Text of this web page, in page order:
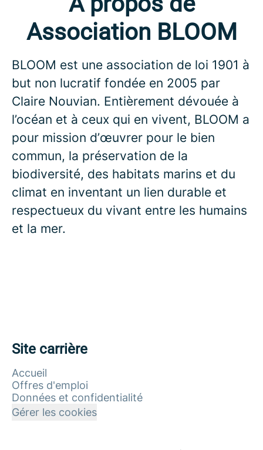
Association BLOOM
BLOOM est une association de loi 1901 à
but non lucratif fondée en 2005 par
Claire Nouvian. Entièrement dévouée à
l’océan et à ceux qui en vivent, BLOOM a
pour mission d’œuvrer pour le bien
commun, la préservation de la
biodiversité, des habitats marins et du
climat en inventant un lien durable et
respectueux du vivant entre les humains
et la mer.
Site carrière
Accueil
Offres d'emploi
Données et confidentialité
Gérer les cookies